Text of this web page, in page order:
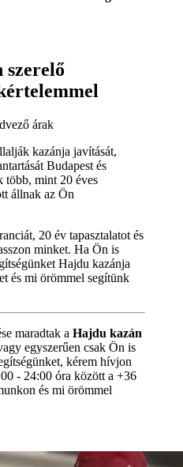
szerelő
árak
kazánja javítását,
Budapest és
több, mint 20 éves
állnak az Ön
20 év tapasztalatot és
minket. Ha Ön is
Hajdu kazánja
és mi örömmel segítünk
maradtak a Hajdu kazán
egyszerűen csak Ön is
kérem hívjon
- 24:00 óra között a +36
és mi örömmel